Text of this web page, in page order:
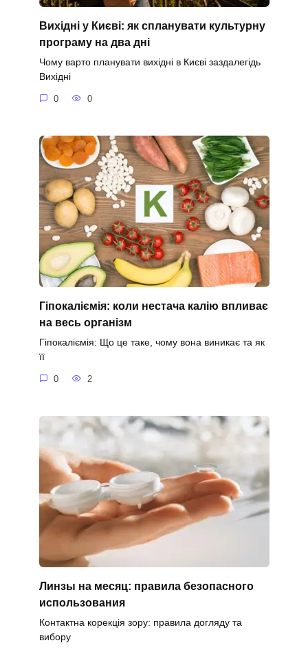
Вихідні у Києві: як спланувати культурну
програму на два дні
Чому варто планувати вихідні в Києві заздалегідь
Вихідні
0 0
Гіпокаліємія: коли нестача калію впливає
на весь організм
Гіпокаліємія: Що це таке, чому вона виникає та як
її
0 2
Линзы на месяц: правила безопасного
использования
Контактна корекція зору: правила догляду та
вибору